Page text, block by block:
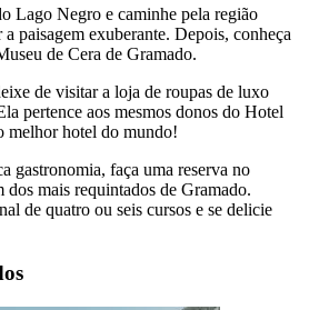
Lago Negro e caminhe pela região
paisagem exuberante. Depois, conheça
de Cera de Gramado.
de visitar a loja de roupas de luxo
pertence aos mesmos donos do Hotel
melhor hotel do mundo!
gastronomia, faça uma reserva no
mais requintados de Gramado.
de quatro ou seis cursos e se delicie